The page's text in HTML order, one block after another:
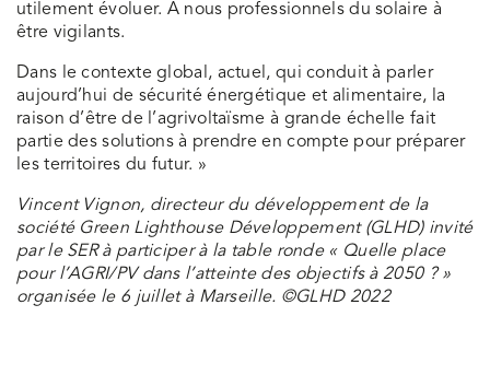
utilement évoluer. A nous professionnels du solaire à
être vigilants.
Dans le contexte global, actuel, qui conduit à parler
aujourd’hui de sécurité énergétique et alimentaire, la
raison d’être de l’agrivoltaïsme à grande échelle fait
partie des solutions à prendre en compte pour préparer
les territoires du futur. »
Vincent Vignon, directeur du développement de la
société Green Lighthouse Développement (GLHD) invité
par le SER à participer à la table ronde « Quelle place
pour l’AGRI/PV dans l’atteinte des objectifs à 2050 ? »
organisée le 6 juillet à Marseille. ©GLHD 2022